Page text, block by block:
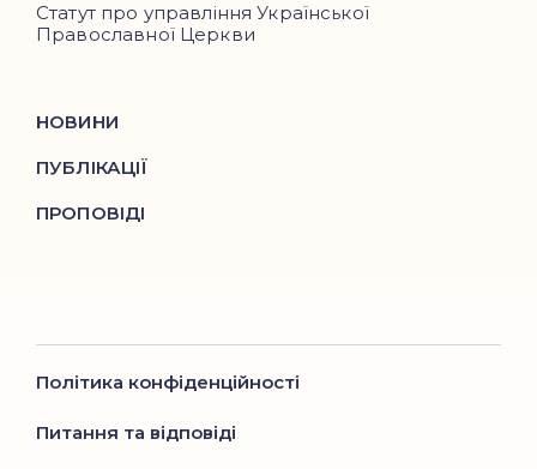
Статут про управління Української
Православної Церкви
НОВИНИ
ПУБЛІКАЦІЇ
ПРОПОВІДІ
Політика конфіденційності
Питання та відповіді